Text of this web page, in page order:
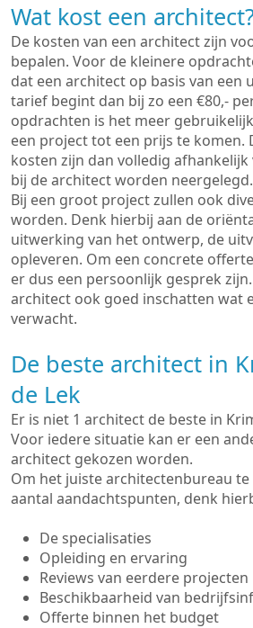
Wat kost een
De kosten van een architect zijn
bepalen. Voor de kleinere
dat een architect op basis van
tarief begint dan bij zo een €80,-
opdrachten is het meer
een project tot een prijs te komen.
kosten zijn dan volledig afhankelijk
bij de architect worden neergelegd.
Bij een groot project zullen ook
worden. Denk hierbij aan de
uitwerking van het ontwerp, de
opleveren. Om een concrete
er dus een persoonlijk gesprek
architect ook goed inschatten wat
verwacht.
De beste architect in
de Lek
Er is niet 1 architect de beste in
Voor iedere situatie kan er een
architect gekozen worden.
Om het juiste architectenbureau te
aantal aandachtspunten, denk
De specialisaties
Opleiding en ervaring
Reviews van eerdere projecten
Beschikbaarheid van
Offerte binnen het budget